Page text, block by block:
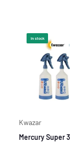
In stock
Kwazar
Mercury Super